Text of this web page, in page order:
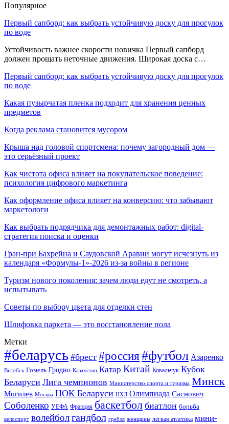
Популярное
Первый сапборд: как выбрать устойчивую доску для прогулок
по воде
Устойчивость важнее скорости новичка Первый сапборд
должен прощать неточные движения. Широкая доска с…
Первый сапборд: как выбрать устойчивую доску для прогулок
по воде
Какая пузырчатая пленка подходит для хранения ценных
предметов
Когда реклама становится мусором
Крыша над головой спортсмена: почему загородный дом —
это серьёзный проект
Как чистота офиса влияет на покупательское поведение:
психология цифрового маркетинга
Как оформление офиса влияет на конверсию: что забывают
маркетологи
Как выбрать подрядчика для демонтажных работ: digital-
стратегия поиска и оценки
Гран-при Бахрейна и Саудовской Аравии могут исчезнуть из
календаря «Формулы-1»-2026 из-за войны в регионе
Туризм нового поколения: зачем люди едут не смотреть, а
испытывать
Советы по выбору цвета для отделки стен
Шлифовка паркета — это восстановление пола
Метки
#беларусь #брест #россия#футбол Азаренко
Витебск Гомель Гродно Казахстан Катар Китай Ковальчук Кубок
Беларуси Лига чемпионов Министерство спорта и туризма Минск
Могилев Москва НОК Беларуси НХЛ Олимпиада Саснович
Соболенко УЕФА Франция баскетбол биатлон борьба
велоспорт волейболгандбол гребля женщины легкая атлетика мини-